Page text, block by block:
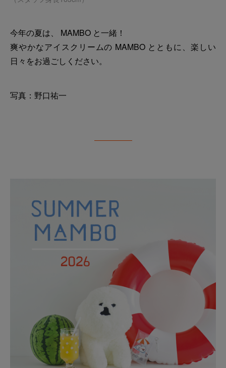
今年の夏は、 MAMBO と一緒！
爽やかなアイスクリームの MAMBO とともに、楽しい
日々をお過ごしください。
写真：野口祐一